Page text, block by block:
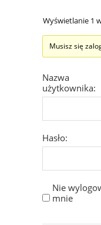
Wyświetlanie 1
Musisz się
Nazwa
użytkownika:
Hasło:
Nie
mnie